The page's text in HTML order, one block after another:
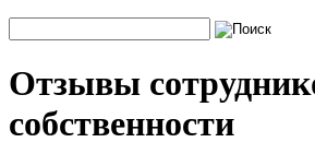
Отзывы
собственности